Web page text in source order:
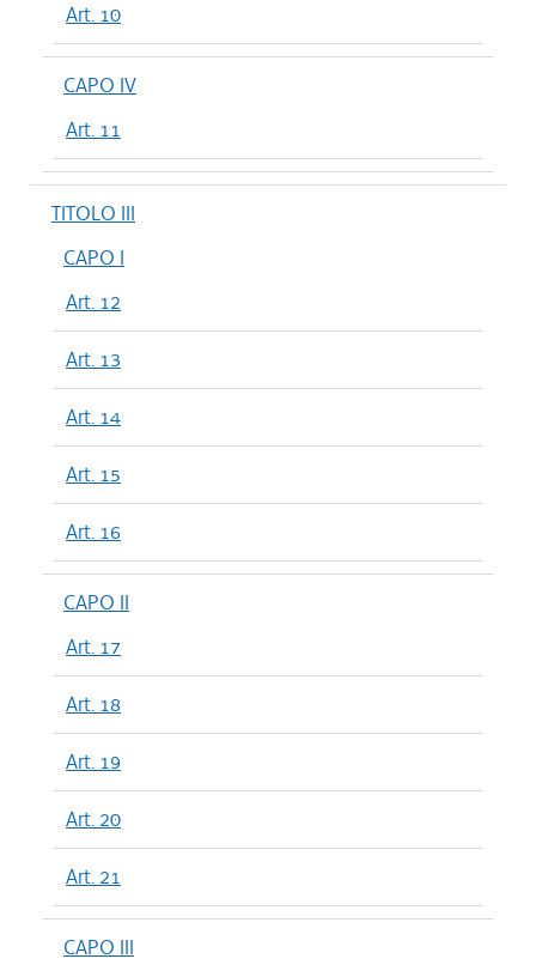
Art. 10
CAPO IV
Art. 11
TITOLO III
CAPO I
Art. 12
Art. 13
Art. 14
Art. 15
Art. 16
CAPO II
Art. 17
Art. 18
Art. 19
Art. 20
Art. 21
CAPO III